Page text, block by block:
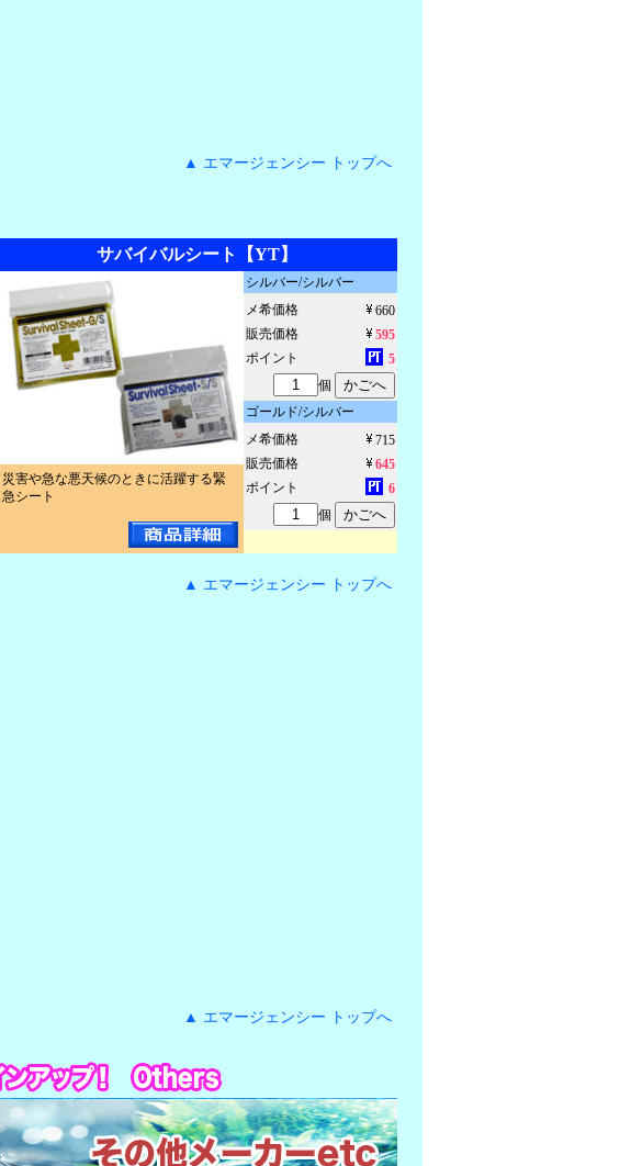
▲ エマージェンシー トップへ
サバイバルシート【YT】
災害や急な悪天候のときに活躍する緊
急シート
シルバー/シルバー
メ希価格
660
販売価格
595
ポイント
5
個
ゴールド/シルバー
メ希価格
715
販売価格
645
ポイント
6
個
▲ エマージェンシー トップへ
▲ エマージェンシー トップへ